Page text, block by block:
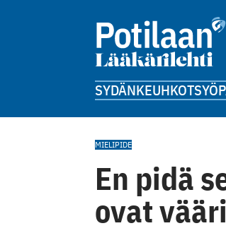
SYDÄNKEUHKOT
MIELIPIDE
En pidä
ovat